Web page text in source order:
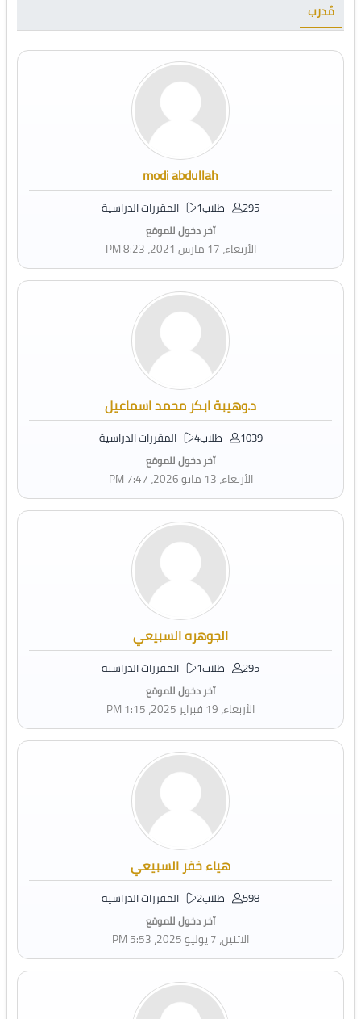
مُدرب
modi abdullah
295 طلاب 1 المقررات الدراسية
آخر دخول للموقع
الأربعاء، 17 مارس 2021، 8:23 PM
د.وهيبة ابكر محمد اسماعيل
1039 طلاب 4 المقررات الدراسية
آخر دخول للموقع
الأربعاء، 13 مايو 2026، 7:47 PM
الجوهره السبيعي
295 طلاب 1 المقررات الدراسية
آخر دخول للموقع
الأربعاء، 19 فبراير 2025، 1:15 PM
هياء خفر السبيعي
598 طلاب 2 المقررات الدراسية
آخر دخول للموقع
الاثنين، 7 يوليو 2025، 5:53 PM